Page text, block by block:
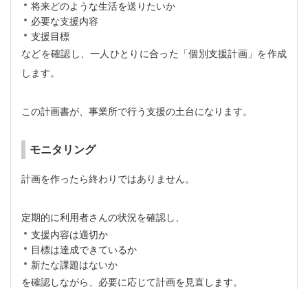
将来どのような生活を送りたいか
必要な支援内容
支援目標
などを確認し、一人ひとりに合った「個別支援計画」を作成
します。
この計画書が、事業所で行う支援の土台になります。
モニタリング
計画を作ったら終わりではありません。
定期的に利用者さんの状況を確認し、
支援内容は適切か
目標は達成できているか
新たな課題はないか
を確認しながら、必要に応じて計画を見直します。